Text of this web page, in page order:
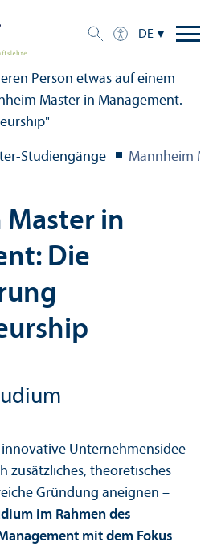
DE
Studien­gänge Mannheim
in
Die
Unter­nehmens­idee
zusätzliches, theoretisches
Gründung aneignen –
im Rahmen des
mit dem Fokus